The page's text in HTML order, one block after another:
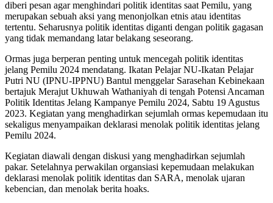
diberi pesan agar menghindari politik identitas saat Pemilu, yang
merupakan sebuah aksi yang menonjolkan etnis atau identitas
tertentu. Seharusnya politik identitas diganti dengan politik gagasan
yang tidak memandang latar belakang seseorang.
Ormas juga berperan penting untuk mencegah politik identitas
jelang Pemilu 2024 mendatang. Ikatan Pelajar NU-Ikatan Pelajar
Putri NU (IPNU-IPPNU) Bantul menggelar Sarasehan Kebinekaan
bertajuk Merajut Ukhuwah Wathaniyah di tengah Potensi Ancaman
Politik Identitas Jelang Kampanye Pemilu 2024, Sabtu 19 Agustus
2023. Kegiatan yang menghadirkan sejumlah ormas kepemudaan itu
sekaligus menyampaikan deklarasi menolak politik identitas jelang
Pemilu 2024.
Kegiatan diawali dengan diskusi yang menghadirkan sejumlah
pakar. Setelahnya perwakilan organsiasi kepemudaan melakukan
deklarasi menolak politik identitas dan SARA, menolak ujaran
kebencian, dan menolak berita hoaks.